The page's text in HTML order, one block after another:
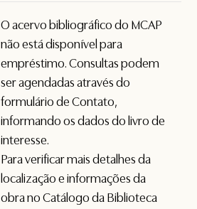
O acervo bibliográfico do MCAP
não está disponível para
empréstimo. Consultas podem
ser agendadas através do
formulário deContato,
informando os dados do livro de
interesse.
Para verificar mais detalhes da
localização e informações da
obra no Catálogo da Biblioteca